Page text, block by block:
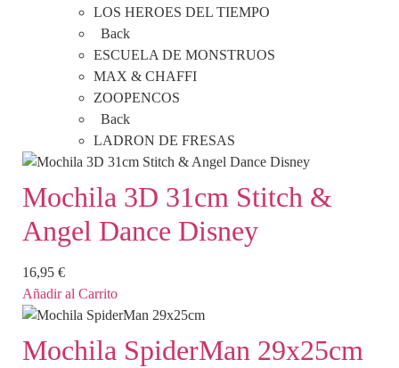
LOS HEROES DEL TIEMPO
Back
ESCUELA DE MONSTRUOS
MAX & CHAFFI
ZOOPENCOS
Back
LADRON DE FRESAS
Mochila 3D 31cm Stitch &
Angel Dance Disney
16,95 €
Añadir al Carrito
Mochila SpiderMan 29x25cm